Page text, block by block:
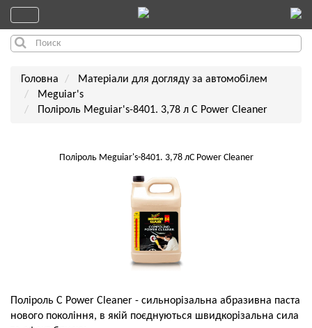
Головна
Матеріали для догляду за автомобілем
Meguiar's
Поліроль Meguiar's-8401. 3,78 л C Power Cleaner
Поліроль Meguiar's-8401. 3,78 лC Power Cleaner
Поліроль C Power Cleaner - сильнорізальна абразивна паста
нового покоління, в якій поєднуються швидкорізальна сила